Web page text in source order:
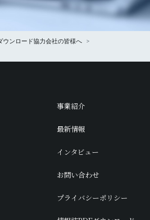
ウンロード協力会社の皆様へ
事業紹介
最新情報
インタビュー
お問い合わせ
プライバシーポリシー